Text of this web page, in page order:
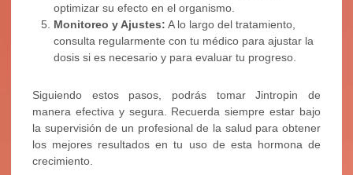
optimizar su efecto en el organismo.
Monitoreo y Ajustes: A lo largo del tratamiento,
consulta regularmente con tu médico para ajustar la
dosis si es necesario y para evaluar tu progreso.
Siguiendo estos pasos, podrás tomar Jintropin de
manera efectiva y segura. Recuerda siempre estar bajo
la supervisión de un profesional de la salud para obtener
los mejores resultados en tu uso de esta hormona de
crecimiento.